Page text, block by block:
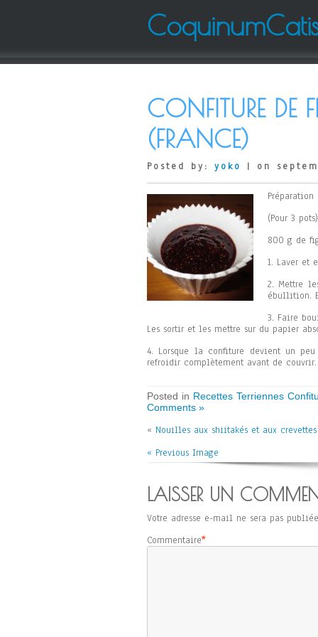
CONFITURE DE
(FRANCE)
Posted by: yoko | on
(Pour 3 pots)
800 g de
1. Laver et
2. Mettre
ébullition.
3. Faire
Les sortir et les mettre sur du papier
4. Lorsque la confiture devient un
refroidir complètement avant de couvrir.
Posted in Recettes Terriennes
Comments »
« Nouilles aux shiitakés et aux
« Previous Image
LAISSER UN
Votre adresse e-mail ne sera pas
Commentaire*